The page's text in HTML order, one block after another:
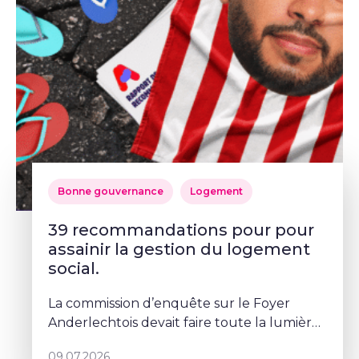
Bonne gouvernance Logement
39 recommandations pour pour
assainir la gestion du logement
social.
La commission d’enquête sur le Foyer
Anderlechtois devait faire toute la lumière